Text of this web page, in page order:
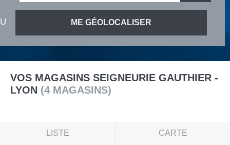
VOS MAGASINS SEIGNEURIE GAUTHIER -
LYON (4 MAGASINS)
LISTE CARTE